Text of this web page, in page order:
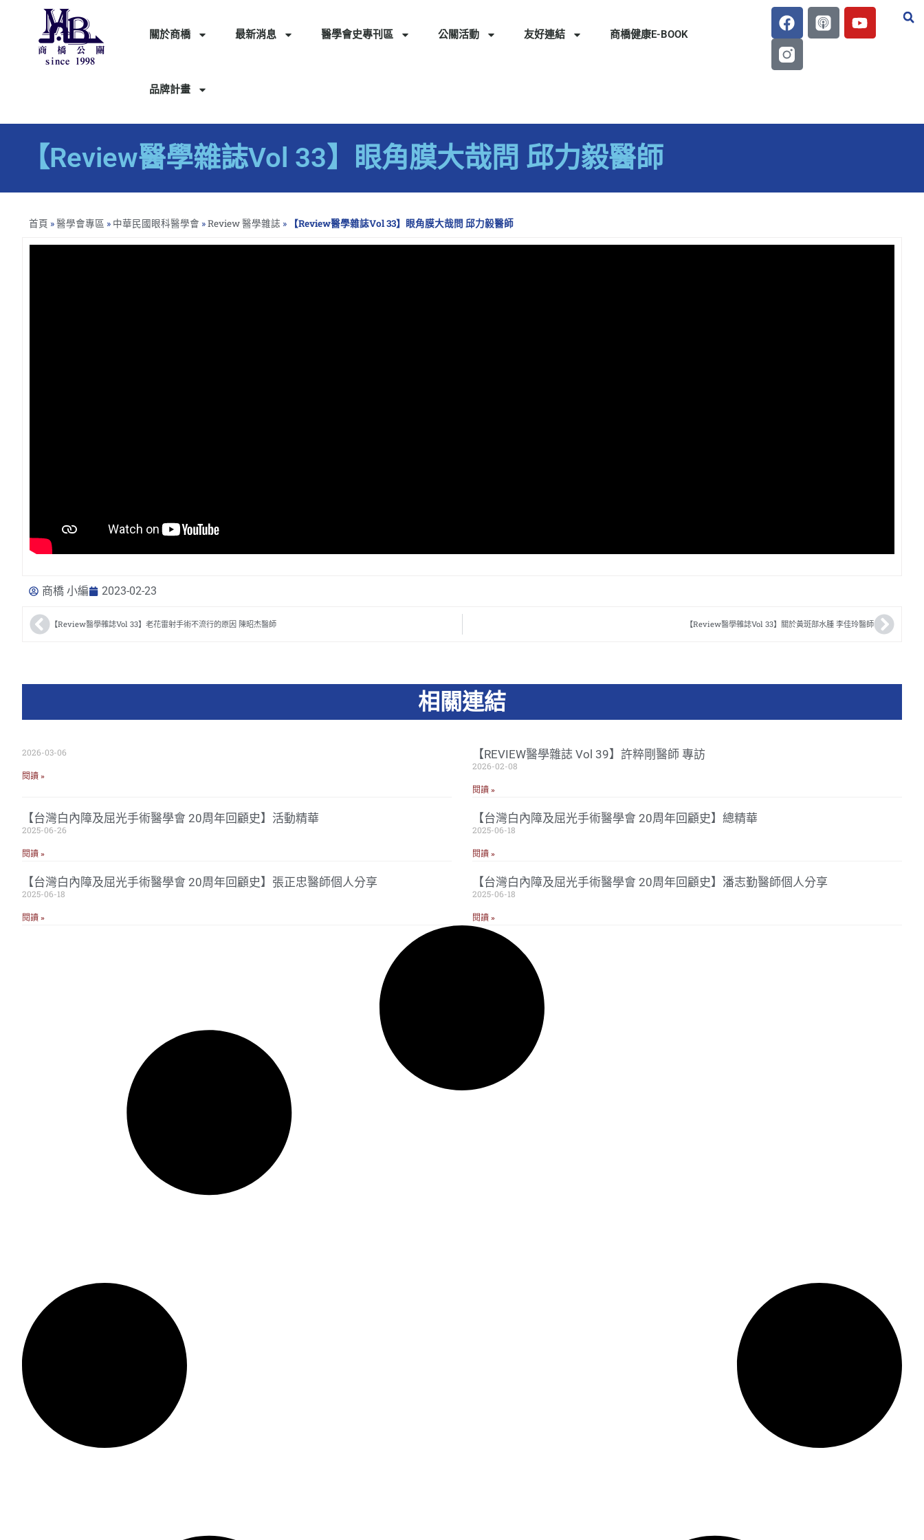
關於商橋 最新消息 醫學會史專刊區 公關活動 友好連結 商橋健康E-BOOK
品牌計畫
【Review醫學雜誌Vol 33】眼角膜大哉問 邱力毅醫師
首頁 »醫學會專區 » 中華民國眼科醫學會 »Review 醫學雜誌 » 【Review醫學雜誌Vol 33】眼角膜大哉問 邱力毅醫師
商橋 小編 2023-02-23
【Review醫學雜誌Vol 33】老花雷射手術不流行的原因 陳昭杰醫師 【Review醫學雜誌Vol 33】關於黃斑部水腫 李佳玲醫師
相關連結
2026-03-06
閱讀 »
【REVIEW醫學雜誌 Vol 39】許粹剛醫師 專訪
2026-02-08
閱讀 »
【台灣白內障及屈光手術醫學會 20周年回顧史】活動精華
2025-06-26
閱讀 »
【台灣白內障及屈光手術醫學會 20周年回顧史】總精華
2025-06-18
閱讀 »
【台灣白內障及屈光手術醫學會 20周年回顧史】張正忠醫師個人分享
2025-06-18
閱讀 »
【台灣白內障及屈光手術醫學會 20周年回顧史】潘志勤醫師個人分享
2025-06-18
閱讀 »